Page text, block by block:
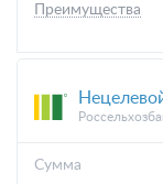
Преимущества
Cумма